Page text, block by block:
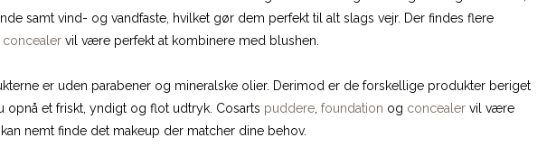
samt vind- og vandfaste, hvilket gør dem perfekt til alt slags vejr. Der findes flere
concealer vil være perfekt at kombinere med blushen.
er uden parabener og mineralske olier. Derimod er de forskellige produkter beriget
opnå et friskt, yndigt og flot udtryk. Cosarts puddere foundation og concealer vil være
nemt finde det makeup der matcher dine behov.